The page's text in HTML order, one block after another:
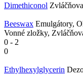
Dimethiconol
Beeswax Emulgátory,
Vonné zložky,
0 - 2
0
Ethylhexylglycerin